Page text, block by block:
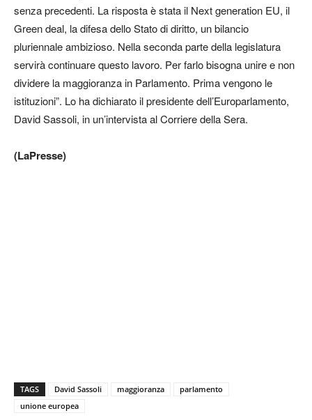
senza precedenti. La risposta è stata il Next generation EU, il
Green deal, la difesa dello Stato di diritto, un bilancio
pluriennale ambizioso. Nella seconda parte della legislatura
servirà continuare questo lavoro. Per farlo bisogna unire e non
dividere la maggioranza in Parlamento. Prima vengono le
istituzioni”. Lo ha dichiarato il presidente dell’Europarlamento,
David Sassoli, in un’intervista al Corriere della Sera.
(LaPresse)
TAGS David Sassoli maggioranza
parlamento
unione europea